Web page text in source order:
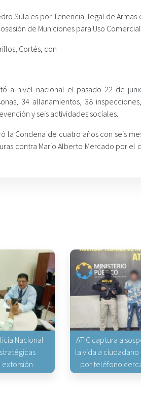
Sula es por Tenencia Ilegal de Armas
de Municiones para Uso
Cortés, con
a nivel nacional el pasado 22 de
34 allanamientos, 38
y seis actividades sociales.
la Condena de cuatro años con seis
contra Mario Alberto Mercado por el
Nacional
extorsión
ATIC captura a
la vida a
por teléfono